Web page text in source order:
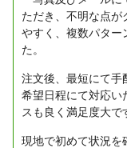
ただき、不明な点が
やすく、複数パター
た。
注文後、最短にて手
希望日程にて対応い
スも良く満足度大で
現地で初めて状況を